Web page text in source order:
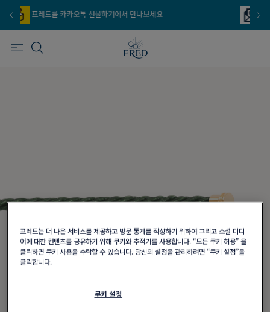
프레드를 이메일 주문 서비스로 만나보세요
프레드는 더 나은 서비스를 제공하고 방문 통계를 작성하기 위하여 그리고 소셜 미디
어에 대한 컨텐츠를 공유하기 위해 쿠키와 추적기를 사용합니다. “모든 쿠키 허용” 을
클릭하면 쿠키 사용을 수락할 수 있습니다. 당신의 설정을 관리하려면 “쿠키 설정”을
클릭합니다.
쿠키 설정